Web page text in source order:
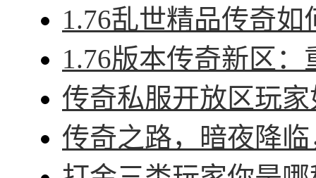
1.76乱世精品传奇
1.76版本传奇新区
传奇私服开放区玩
传奇之路，暗夜降